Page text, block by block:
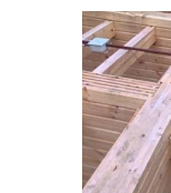
Провода для